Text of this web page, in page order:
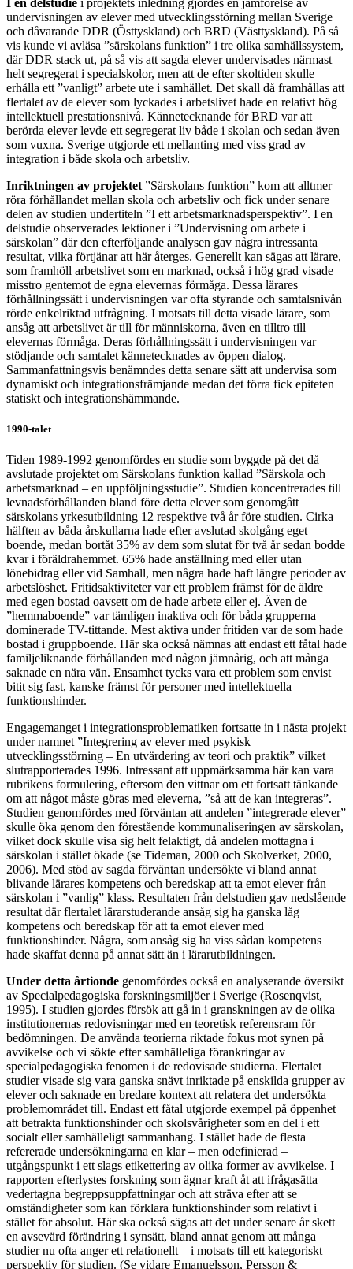
undervisningen av elever med utvecklingsstörning mellan Sverige
och dåvarande DDR (Östtyskland) och BRD (Västtyskland). På så
vis kunde vi avläsa ”särskolans funktion” i tre olika samhällssystem,
där DDR stack ut, på så vis att sagda elever undervisades närmast
helt segregerat i specialskolor, men att de efter skoltiden skulle
erhålla ett ”vanligt” arbete ute i samhället. Det skall då framhållas att
flertalet av de elever som lyckades i arbetslivet hade en relativt hög
intellektuell prestationsnivå. Kännetecknande för BRD var att
berörda elever levde ett segregerat liv både i skolan och sedan även
som vuxna. Sverige utgjorde ett mellanting med viss grad av
integration i både skola och arbetsliv.
Inriktningen av projektet ”Särskolans funktion” kom att alltmer
röra förhållandet mellan skola och arbetsliv och fick under senare
delen av studien undertiteln ”I ett arbetsmarknadsperspektiv”. I en
delstudie observerades lektioner i ”Undervisning om arbete i
särskolan” där den efterföljande analysen gav några intressanta
resultat, vilka förtjänar att här återges. Generellt kan sägas att lärare,
som framhöll arbetslivet som en marknad, också i hög grad visade
misstro gentemot de egna elevernas förmåga. Dessa lärares
förhållningssätt i undervisningen var ofta styrande och samtalsnivån
rörde enkelriktad utfrågning. I motsats till detta visade lärare, som
ansåg att arbetslivet är till för människorna, även en tilltro till
elevernas förmåga. Deras förhållningssätt i undervisningen var
stödjande och samtalet kännetecknades av öppen dialog.
Sammanfattningsvis benämndes detta senare sätt att undervisa som
dynamiskt och integrationsfrämjande medan det förra fick epiteten
statiskt och integrationshämmande.
1990-talet
Tiden 1989-1992 genomfördes en studie som byggde på det då
avslutade projektet om Särskolans funktion kallad ”Särskola och
arbetsmarknad – en uppföljningsstudie”. Studien koncentrerades till
levnadsförhållanden bland före detta elever som genomgått
särskolans yrkesutbildning 12 respektive två år före studien. Cirka
hälften av båda årskullarna hade efter avslutad skolgång eget
boende, medan bortåt 35% av dem som slutat för två år sedan bodde
kvar i föräldrahemmet. 65% hade anställning med eller utan
lönebidrag eller vid Samhall, men några hade haft längre perioder av
arbetslöshet. Fritidsaktiviteter var ett problem främst för de äldre
med egen bostad oavsett om de hade arbete eller ej. Även de
”hemmaboende” var tämligen inaktiva och för båda grupperna
dominerade TV-tittande. Mest aktiva under fritiden var de som hade
bostad i gruppboende. Här ska också nämnas att endast ett fåtal hade
familjeliknande förhållanden med någon jämnårig, och att många
saknade en nära vän. Ensamhet tycks vara ett problem som envist
bitit sig fast, kanske främst för personer med intellektuella
funktionshinder.
Engagemanget i integrationsproblematiken fortsatte in i nästa projekt
under namnet ”Integrering av elever med psykisk
utvecklingsstörning – En utvärdering av teori och praktik” vilket
slutrapporterades 1996. Intressant att uppmärksamma här kan vara
rubrikens formulering, eftersom den vittnar om ett fortsatt tänkande
om att något måste göras med eleverna, ”så att de kan integreras”.
Studien genomfördes med förväntan att andelen ”integrerade elever”
skulle öka genom den förestående kommunaliseringen av särskolan,
vilket dock skulle visa sig helt felaktigt, då andelen mottagna i
särskolan i stället ökade (se Tideman, 2000 och Skolverket, 2000,
2006). Med stöd av sagda förväntan undersökte vi bland annat
blivande lärares kompetens och beredskap att ta emot elever från
särskolan i ”vanlig” klass. Resultaten från delstudien gav nedslående
resultat där flertalet lärarstuderande ansåg sig ha ganska låg
kompetens och beredskap för att ta emot elever med
funktionshinder. Några, som ansåg sig ha viss sådan kompetens
hade skaffat denna på annat sätt än i lärarutbildningen.
Under detta årtionde genomfördes också en analyserande översikt
av Specialpedagogiska forskningsmiljöer i Sverige (Rosenqvist,
1995). I studien gjordes försök att gå in i granskningen av de olika
institutionernas redovisningar med en teoretisk referensram för
bedömningen. De använda teorierna riktade fokus mot synen på
avvikelse och vi sökte efter samhälleliga förankringar av
specialpedagogiska fenomen i de redovisade studierna. Flertalet
studier visade sig vara ganska snävt inriktade på enskilda grupper av
elever och saknade en bredare kontext att relatera det undersökta
problemområdet till. Endast ett fåtal utgjorde exempel på öppenhet
att betrakta funktionshinder och skolsvårigheter som en del i ett
socialt eller samhälleligt sammanhang. I stället hade de flesta
refererade undersökningarna en klar – men odefinierad –
utgångspunkt i ett slags etikettering av olika former av avvikelse. I
rapporten efterlystes forskning som ägnar kraft åt att ifrågasätta
vedertagna begreppsuppfattningar och att sträva efter att se
omständigheter som kan förklara funktionshinder som relativt i
stället för absolut. Här ska också sägas att det under senare år skett
en avsevärd förändring i synsätt, bland annat genom att många
studier nu ofta anger ett relationellt – i motsats till ett kategoriskt –
perspektiv för studien. (Se vidare Emanuelsson, Persson &